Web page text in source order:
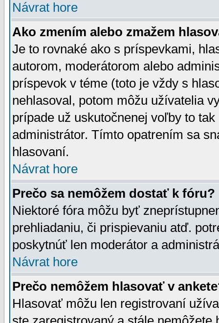
Návrat hore
Ako zmením alebo zmažem
Je to rovnaké ako s príspevkami,
autorom, moderátorom alebo
príspevok v téme (toto je vždy s
nehlasoval, potom môžu užívatelia
prípade už uskutočnenej voľby to
administrátor. Tímto opatrením sa
hlasovaní.
Návrat hore
Prečo sa nemôžem dostať k fóru?
Niektoré fóra môžu byť
prehliadaniu, či prispievaniu atď.
poskytnúť len moderátor a
Návrat hore
Prečo nemôžem hlasovať v
Hlasovať môžu len registrovaní